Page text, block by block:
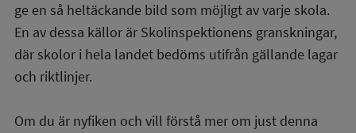
ge en så heltäckande bild som möjligt av varje skola.
En av dessa källor är Skolinspektionens granskningar,
där skolor i hela landet bedöms utifrån gällande lagar
och riktlinjer.
Om du är nyfiken och vill förstå mer om just denna